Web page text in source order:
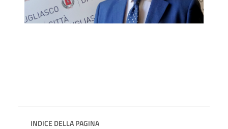
INDICE DELLA PAGINA